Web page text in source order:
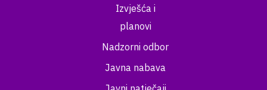
Izvješća i
planovi
Nadzorni odbor
Javna nabava